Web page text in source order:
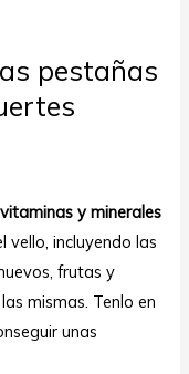
pestañas
y minerales
vello, incluyendo las
frutas y
mismas. Tenlo en
unas